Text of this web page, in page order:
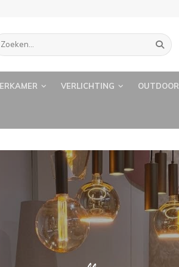
VERLICHTING OUTDOOR